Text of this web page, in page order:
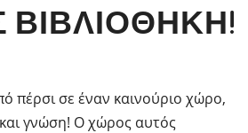
ΒΙΒΛΙΟΘΉΚΗ!
πέρσι σε έναν καινούριο χώρο,
και γνώση! Ο χώρος αυτός